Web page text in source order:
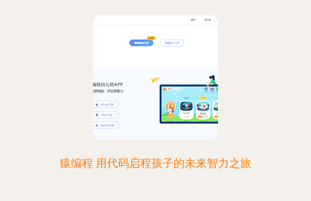
猿编程 用代码启程孩子的未来智力之旅